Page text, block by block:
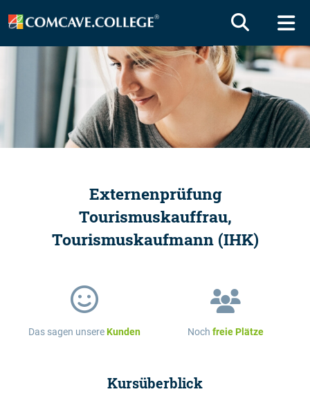
Externenprüfung
Tourismuskauffrau,
Tourismuskaufmann (IHK)
Das sagen unsereKunden Noch freie Plätze
Kursüberblick